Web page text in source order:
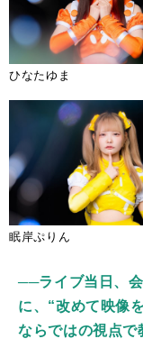
ひなたゆま
眠岸ぷりん
──ライブ当日、
に、“改めて映像
ならではの視点で